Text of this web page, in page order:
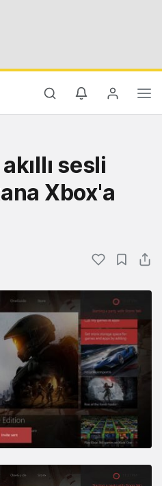
sesli
Xbox'a